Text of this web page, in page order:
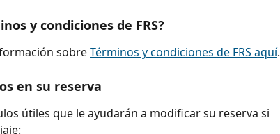
y condiciones de FRS?
sobre Términos y condiciones de FRS aquí.
en su reserva
útiles que le ayudarán a modificar su reserva si